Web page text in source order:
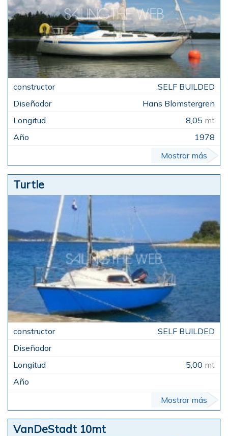
.SELF BUILDED
Hans Blomstergren
8,05 mt
1978
Mostrar más
Turtle
.SELF BUILDED
5,00 mt
Mostrar más
VanDeStadt 10mt